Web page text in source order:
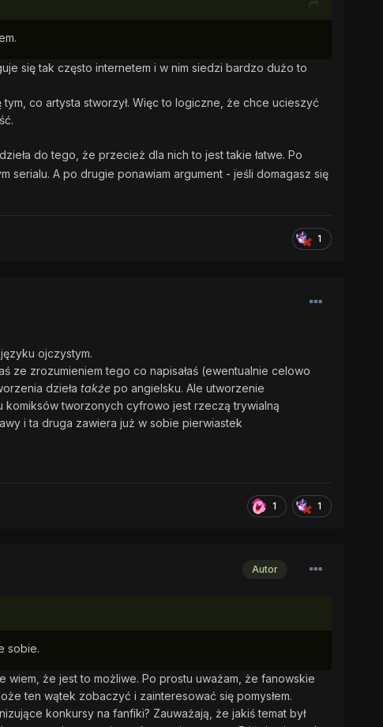
się tak często internetem i w nim siedzi bardzo dużo to
co artysta stworzył. Więc to logiczne, że chce ucieszyć
do tego, że przecież dla nich to jest takie łatwe. Po
serialu. A po drugie ponawiam argument - jeśli domagasz się
1
ojczystym.
ze zrozumieniem tego co napisałaś (ewentualnie celowo
dzieła także po angielsku. Ale utworzenie
komiksów tworzonych cyfrowo jest rzeczą trywialną
i ta druga zawiera już w sobie pierwiastek
1 1
Autor
sobie.
wiem, że jest to możliwe. Po prostu uważam, że fanowskie
ten wątek zobaczyć i zainteresować się pomysłem.
konkursy na fanfiki? Zauważają, że jakiś temat był